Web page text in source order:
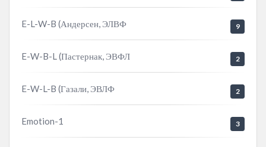
E-L-W-B (Андерсен, ЭЛВФ 9
E-W-B-L (Пастернак, ЭВФЛ 2
E-W-L-B (Газали, ЭВЛФ 2
Emotion-1 3